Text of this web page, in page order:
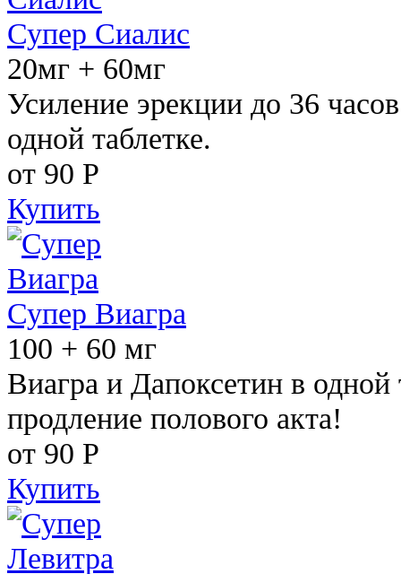
Супер Сиалис
20мг + 60мг
Усиление эрекции до 36
одной таблетке.
от 90 Р
Купить
Супер Виагра
100 + 60 мг
Виагра и Дапоксетин в одной
продление полового акта!
от 90 Р
Купить